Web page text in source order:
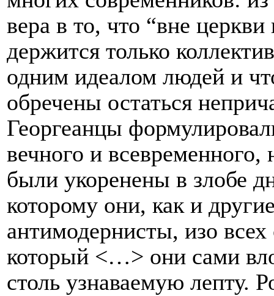
вера в то, что “вне
держится только
одним идеалом людей и
обречены остаться
Георгеанцы
вечного и
были укоренены в злобе
которому они, как и
антимодернисты, изо
который <…> они сами
столь узнаваемую лепту.